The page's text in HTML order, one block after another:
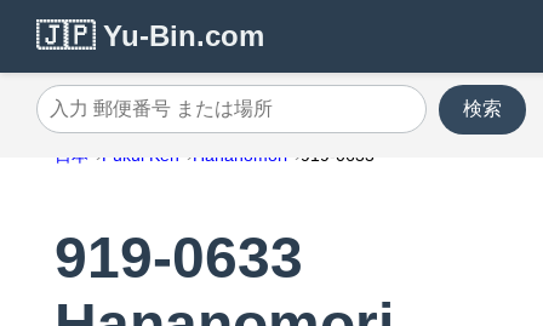
🇯🇵 Yu-Bin.com
入力 郵便番号 または場所
検索
日本 Fukui Ken Hananomori 919-0633
919-0633